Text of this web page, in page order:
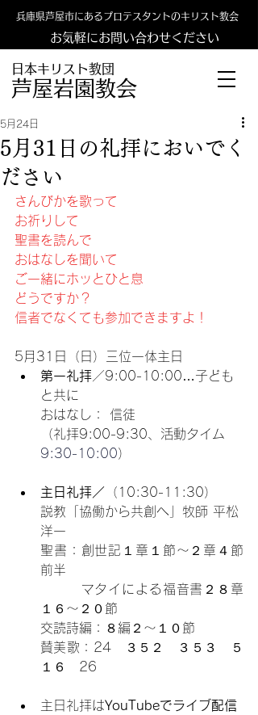
日本キリスト教団
​​芦屋岩園教会
兵庫県芦屋市にあるプロテスタントのキリスト教会
お気軽にお問い合わせください
5月31日の礼拝においでく
ださい
5月24日
さんびかを歌って
お祈りして
聖書を読んで
おはなしを聞いて
ご一緒にホッとひと息
どうですか？
信者でなくても参加できますよ！
5月31日（日）三位一体主日
第一礼拝 ／9:00-10:00…子ども
と共に
おはなし： 信徒
（礼拝9:00-9:30、活動タイム
9:30-10:00）
主日礼拝／ （10:30-11:30）
説教「 協働から共創へ 」牧師 平松
洋一
聖書：創世記１章１節〜２章４節
前半
マタイによる福音書２８章
１６〜２０節
交読詩編：８編２〜１０節
賛美歌：24　３５２　３５３　５
１６ 26
主日礼拝はYouTubeでライブ配信